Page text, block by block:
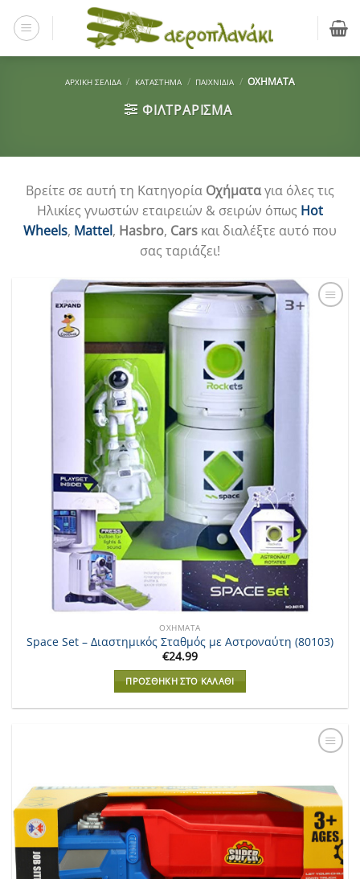
στο
ΑΡΧΙΚΉ ΣΕΛΊΔΑ / ΚΑΤΆΣΤΗΜΑ / ΠΑΙΧΝΊΔΙΑ / ΟΧΉΜΑΤΑ
ΦΙΛΤΡΆΡΙΣΜΑ
Βρείτε σε αυτή τη Κατηγορία Οχήματαγια όλες τις
Ηλικίες γνωστών εταιρειών & σειρών όπως Hot
Wheels, Mattel, Hasbro, Cars και διαλέξτε αυτό που
σας ταριάζει!
ΟΧΉΜΑΤΑ
Space Set – Διαστημικός Σταθμός με Αστροναύτη (80103)
€24.99
ΠΡΟΣΘΉΚΗ ΣΤΟ ΚΑΛΆΘΙ